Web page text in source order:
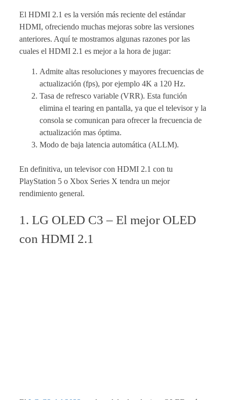
El HDMI 2.1 es la versión más reciente del estándar
HDMI, ofreciendo muchas mejoras sobre las versiones
anteriores. Aquí te mostramos algunas razones por las
cuales el HDMI 2.1 es mejor a la hora de jugar:
Admite altas resoluciones y mayores frecuencias de
actualización (fps), por ejemplo 4K a 120 Hz.
Tasa de refresco variable (VRR). Esta función
elimina el tearing en pantalla, ya que el televisor y la
consola se comunican para ofrecer la frecuencia de
actualización mas óptima.
Modo de baja latencia automática (ALLM).
En definitiva, un televisor con HDMI 2.1 con tu
PlayStation 5 o Xbox Series X tendra un mejor
rendimiento general.
1. LG OLED C3 – El mejor OLED
con HDMI 2.1